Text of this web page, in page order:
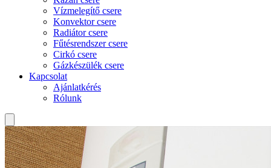
Vízmelegítő csere
Konvektor csere
Radiátor csere
Fűtésrendszer csere
Cirkó csere
Gázkészülék csere
Kapcsolat
Ajánlatkérés
Rólunk